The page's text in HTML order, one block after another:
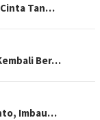
Tan…
Ber…
Imbau…